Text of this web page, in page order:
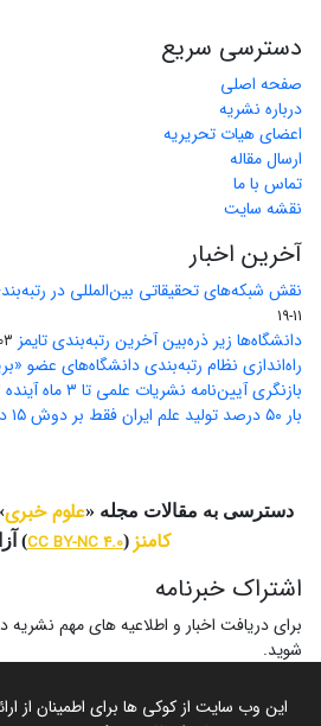
این وب سایت از کوکی ها برای اطمینان از
دسترسی سریع
صفحه اصلی
درباره نشریه
اعضای هیات تحریریه
ارسال مقاله
تماس با ما
نقشه سایت
آخرین اخبار
نقش شبکه‌های تحقیقاتی بین‌المللی در
11-19
دانشگاه‌ها زیر ذره‌بین آخرین رتبه‌بندی تایمز 18
راه‌اندازی نظام رتبه‌بندی دانشگاه‌‌های عضو
بازنگری آیین‌نامه نشریات علمی تا ۳ ماه آینده
بار ۵۰ درصد تولید علم ایران فقط بر دوش ۱۵ دانشگاه کشور
دسترسی به مقالات مجله «علوم خبری
کامنز (
CC BY-NC 4.0
)
اشتراک خبرنامه
برای دریافت اخبار و اطلاعیه های مهم
شوید.